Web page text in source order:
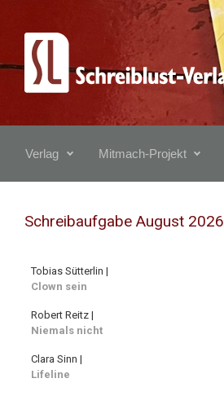
Zum Hauptinhalt springen
Verlag Mitmach-Projekt
Schreibaufgabe August 2026
Tobias Sütterlin |
Clown sein
Robert Reitz |
Niemals nicht
Clara Sinn |
Lifeline